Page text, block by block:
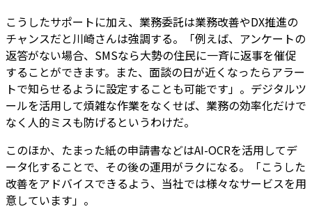
こうしたサポートに加え、業務委託は業務改善やDX推進の
チャンスだと川崎さんは強調する。「例えば、アンケートの
返答がない場合、SMSなら大勢の住民に一斉に返事を催促
することができます。また、面談の日が近くなったらアラー
トで知らせるように設定することも可能です」。デジタルツ
ールを活用して煩雑な作業をなくせば、業務の効率化だけで
なく人的ミスも防げるというわけだ。
このほか、たまった紙の申請書などはAI-OCRを活用してデ
ータ化することで、その後の運用がラクになる。「こうした
改善をアドバイスできるよう、当社では様々なサービスを用
意しています」。